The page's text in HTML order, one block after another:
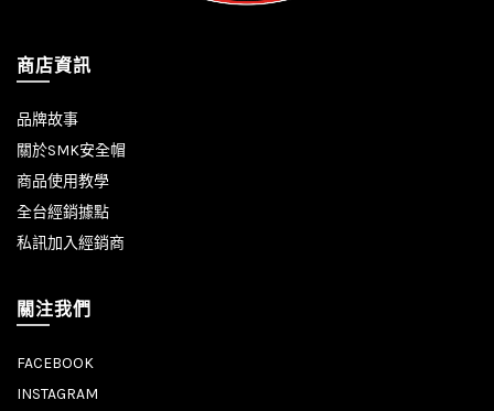
商店資訊
品牌故事
關於SMK安全帽
商品使用教學
全台經銷據點
私訊加入經銷商
關注我們
FACEBOOK
INSTAGRAM